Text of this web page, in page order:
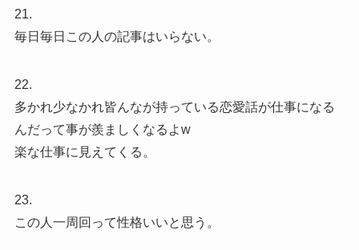
21.
毎日毎日この人の記事はいらない。
22.
多かれ少なかれ皆んなが持っている恋愛話が仕事になる
んだって事が羨ましくなるよw
楽な仕事に見えてくる。
23.
この人一周回って性格いいと思う。